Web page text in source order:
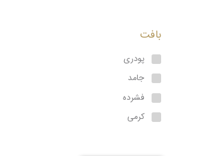
بافت
پودری
جامد
فشرده
کرمی